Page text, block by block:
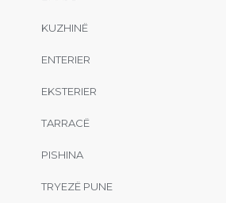
KUZHINË
ENTERIER
EKSTERIER
TARRACË
PISHINA
TRYEZË PUNE